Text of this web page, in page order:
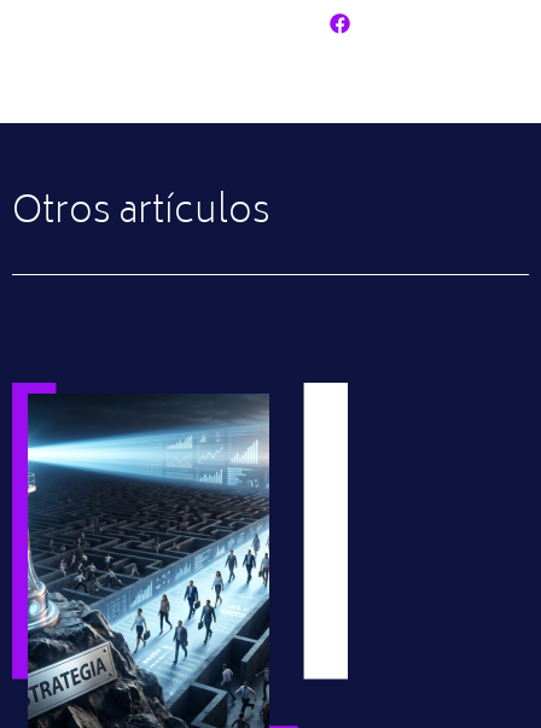
Otros artículos